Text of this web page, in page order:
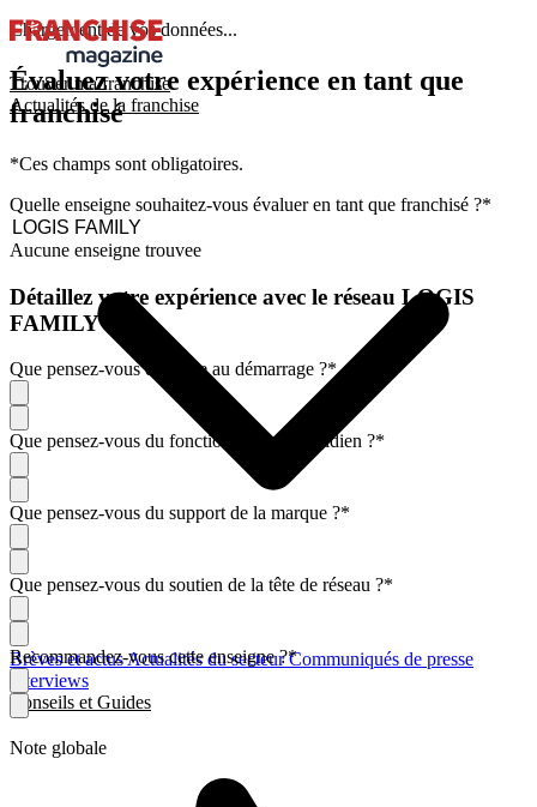
Trouver ma franchise
Actualités de la franchise
Brèves et actusActualités du secteurCommuniqués de presse
Interviews
Conseils et Guides
Chargement de vos données...
Évaluez votre expérience en tant que
franchisé
*Ces champs sont obligatoires.
Quelle enseigne souhaitez-vous évaluer en tant que franchisé ?*
Aucune enseigne trouvee
Détaillez votre expérience avec le réseau LOGIS
FAMILY
Que pensez-vous de l'aide au démarrage ?*
Que pensez-vous du fonctionnement quotidien ?*
Que pensez-vous du support de la marque ?*
Que pensez-vous du soutien de la tête de réseau ?*
Recommandez-vous cette enseigne ?*
Note globale